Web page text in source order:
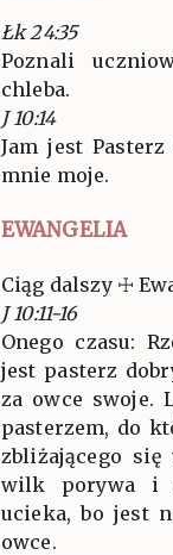
Łk 24:35
Poznali
chleba.
J 10:14
Jam jest
mnie moje.
EWANGELIA
Ciąg dalszy ☩
J 10:11-16
Onego czasu:
jest pasterz
za owce swoje.
pasterzem, do
zbliżającego
wilk porywa i
ucieka, bo jest
owce.